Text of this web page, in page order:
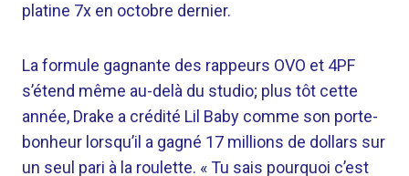
platine 7x en octobre dernier.
La formule gagnante des rappeurs OVO et 4PF
s’étend même au-delà du studio; plus tôt cette
année, Drake a crédité Lil Baby comme son porte-
bonheur lorsqu’il a gagné 17 millions de dollars sur
un seul pari à la roulette. « Tu sais pourquoi c’est